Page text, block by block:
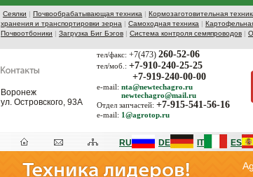
Сеялки | Почвообрабатывающая техника | Кормозаготовительная
хранения и транспортировки зерна | Самоходная техника |
Почвоотбоники | Загрузка Биг Бэгов | Система контроля семяпроводов |
Воронеж
ул. Островского, 93А
тел/факс: +7(473) 260-52-06
тел/моб.: +7-910-240-25-25
+7-919-240-00-00
e-mail: nta@newtechagro.ru
newtechagro@mail.ru
Отдел запчастей: +7-915-541-56-16
e-mail: 1@agrotop.ru
RU DE IT ES